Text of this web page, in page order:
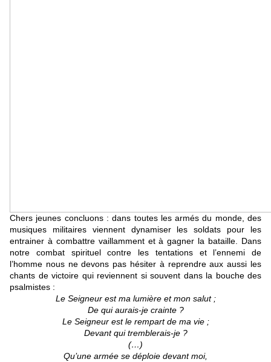
Chers jeunes concluons : dans toutes les armés du monde, des
musiques militaires viennent dynamiser les soldats pour les
entrainer à combattre vaillamment et à gagner la bataille. Dans
notre combat spirituel contre les tentations et l’ennemi de
l’homme nous ne devons pas hésiter à reprendre aux aussi les
chants de victoire qui reviennent si souvent dans la bouche des
psalmistes :
Le Seigneur est ma lumière et mon salut ;
De qui aurais-je crainte ?
Le Seigneur est le rempart de ma vie ;
Devant qui tremblerais-je ?
(…)
Qu’une armée se déploie devant moi,